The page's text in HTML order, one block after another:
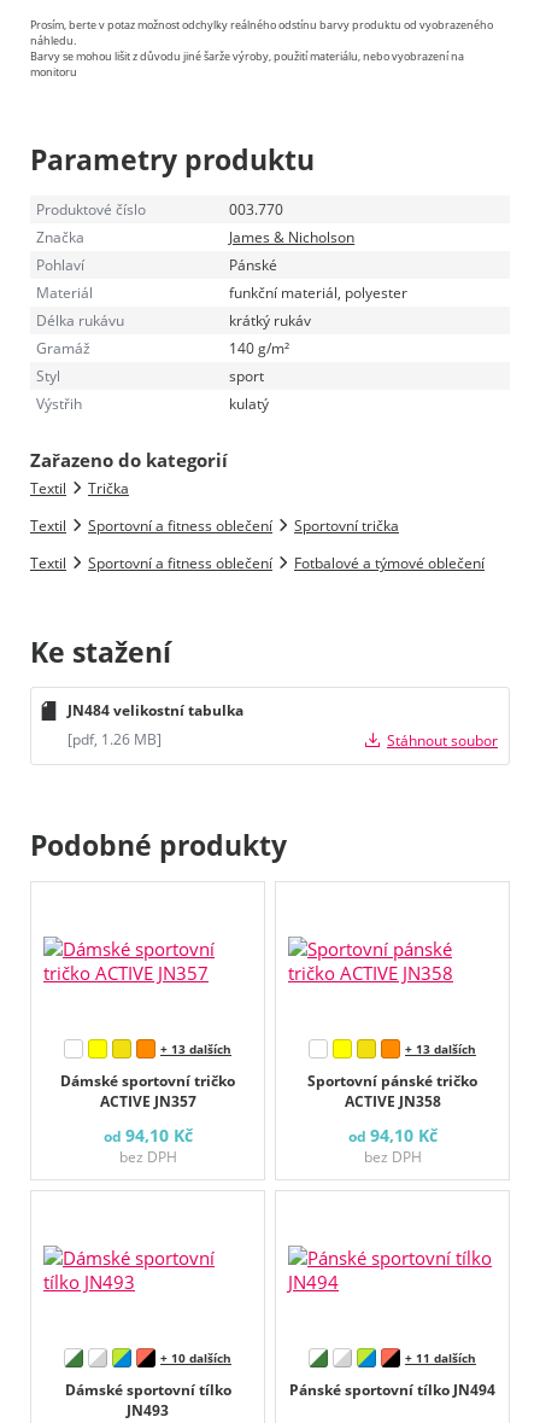
Prosím, berte v potaz možnost odchylky reálného odstínu barvy produktu od vyobrazeného
náhledu.
Barvy se mohou lišit z důvodu jiné šarže výroby, použití materiálu, nebo vyobrazení na
monitoru
Parametry produktu
Produktové číslo
003.770
Značka
James & Nicholson
Pohlaví
Pánské
Materiál
funkční materiál, polyester
Délka rukávu
krátký rukáv
Gramáž
140 g/m²
Styl
sport
Výstřih
kulatý
Zařazeno do kategorií
Textil
Trička
Textil
Sportovní a fitness oblečení
Sportovní trička
Textil
Sportovní a fitness oblečení Fotbalové a týmové oblečení
Ke stažení
JN484 velikostní tabulka
[pdf, 1.26 MB]
Stáhnout soubor
Podobné produkty
Dámské sportovní tričko
ACTIVE JN357
+ 13 dalších
od 94,10 Kč
bez DPH
Sportovní pánské tričko
ACTIVE JN358
+ 13 dalších
od 94,10 Kč
bez DPH
Dámské sportovní tílko
JN493
+ 10 dalších
Pánské sportovní tílko JN494
+ 11 dalších